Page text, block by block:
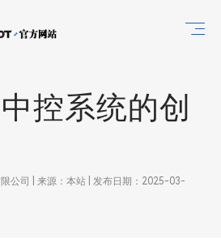
控系统的创
公司 | 来源：本站 | 发布日期：2025-03-